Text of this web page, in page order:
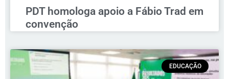
PDT homologa apoio a Fábio Trad em
convenção
EDUCAÇÃO